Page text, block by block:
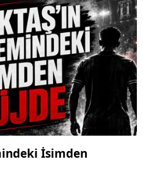
İsimden